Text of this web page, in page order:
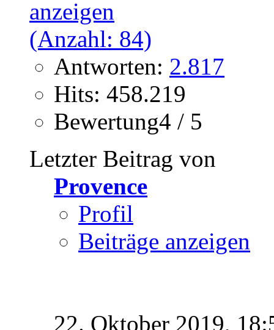
Antworten: 2.817
Hits: 458.219
Bewertung4 / 5
Letzter Beitrag von
Provence
Profil
Beiträge anzeigen
22. Oktober 2019,